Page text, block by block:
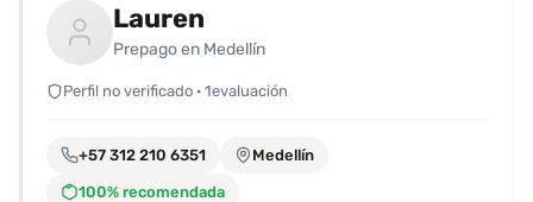
guardar
favoritas
para
fácilmente.
Lauren
Prepago en Medellín
Perfil no verificado · 1evaluación
+57 312 210 6351 Medellín
100% recomendada